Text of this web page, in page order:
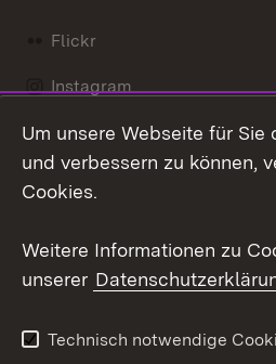
Flickr
Instagram
Social Wall
Barrierefreiheit
Um unsere Webseite für
und verbessern zu können,
Cookies.
Weitere Informationen zu
unserer
Technisch notwendige